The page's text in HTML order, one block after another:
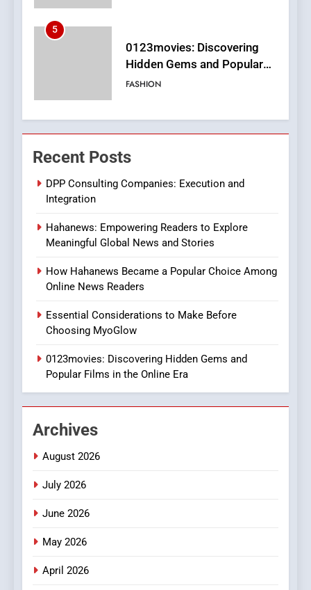
6
Finding the Best Movie
7
The Changing World of
Does Intex Pharma Shop Fit
HEALTH
8
iPhone17 Zigzag Case:
Style for Your Smartphone
BUSINESS
1
DPP Consulting Companies:
Execution and Integration
BUSINESS
2
Recent Posts
DPP Consulting Companies: Execution and
Integration
Hahanews: Empowering Readers to Explore
Meaningful Global News and Stories
How Hahanews Became a Popular Choice Among
Online News Readers
Essential Considerations to Make Before
Choosing MyoGlow
0123movies: Discovering Hidden Gems and
Popular Films in the Online Era
Archives
August 2026
July 2026
June 2026
May 2026
April 2026